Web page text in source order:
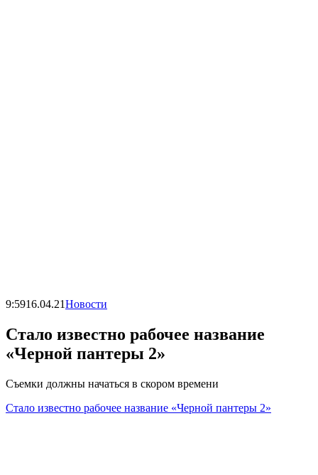
9:5916.04.21Новости
Стало известно рабочее название
«Черной пантеры 2»
Съемки должны начаться в скором времени
Стало известно рабочее название «Черной пантеры 2»